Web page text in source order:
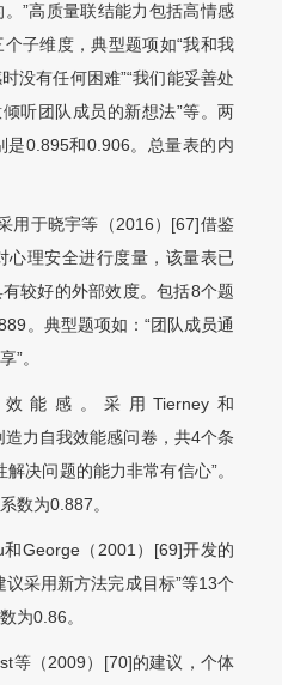
”高质量联结能力包括高情感
子维度，典型题项如“我和我
没有任何困难”“我们能妥善处
听团队成员的新想法”等。两
是0.895和0.906。总量表的内
用于晓宇等（2016）[67]借鉴
心理安全进行度量，该量表已
较好的外部效度。包括8个题
。典型题项如：“团队成员通
”。
能感。采用Tierney和
力自我效能感问卷，共4个条
决问题的能力非常有信心”。
数为0.887。
和George（2001）[69]开发的
采用新方法完成目标”等13个
为0.86。
等（2009）[70]的建议，个体